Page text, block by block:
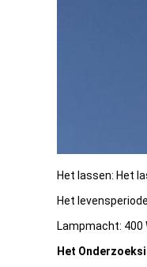
Het lassen: Het
Het
Lampmacht: 400
Het